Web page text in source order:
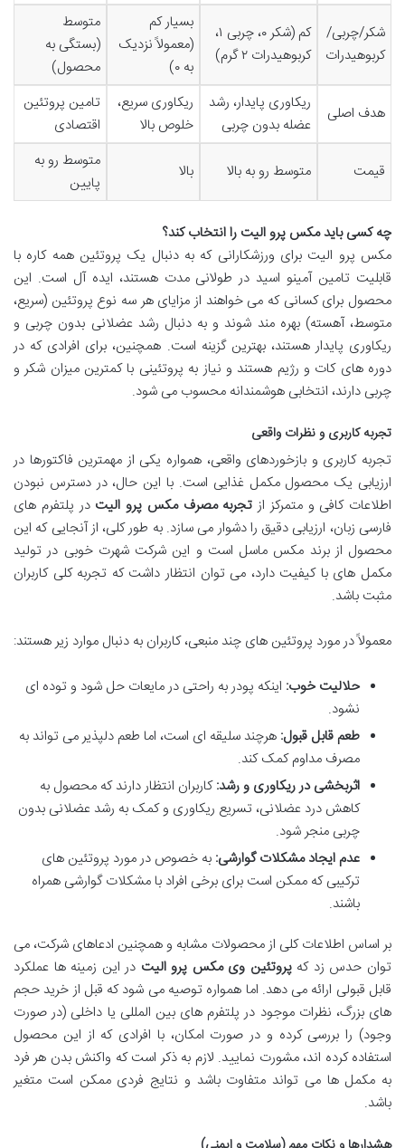
شکر/چربی/
کربوهیدرات
کم (شکر ۰، چربی ۱،
کربوهیدرات ۲ گرم)
بسیار کم
(معمولاً نزدیک
به ۰)
متوسط
(بستگی به
محصول)
هدف اصلی
ریکاوری پایدار، رشد
عضله بدون چربی
ریکاوری سریع،
خلوص بالا
تامین پروتئین
اقتصادی
قیمت متوسط رو به بالا بالا
متوسط رو به
پایین
چه کسی باید مکس پرو الیت را انتخاب کند؟
مکس پرو الیت برای ورزشکارانی که به دنبال یک پروتئین همه کاره با
قابلیت تامین آمینو اسید در طولانی مدت هستند، ایده آل است. این
محصول برای کسانی که می خواهند از مزایای هر سه نوع پروتئین (سریع،
متوسط، آهسته) بهره مند شوند و به دنبال رشد عضلانی بدون چربی و
ریکاوری پایدار هستند، بهترین گزینه است. همچنین، برای افرادی که در
دوره های کات و رژیم هستند و نیاز به پروتئینی با کمترین میزان شکر و
چربی دارند، انتخابی هوشمندانه محسوب می شود.
تجربه کاربری و نظرات واقعی
تجربه کاربری و بازخوردهای واقعی، همواره یکی از مهمترین فاکتورها در
ارزیابی یک محصول مکمل غذایی است. با این حال، در دسترس نبودن
اطلاعات کافی و متمرکز از تجربه مصرف مکس پرو الیت در پلتفرم های
فارسی زبان، ارزیابی دقیق را دشوار می سازد. به طور کلی، از آنجایی که این
محصول از برند مکس ماسل است و این شرکت شهرت خوبی در تولید
مکمل های با کیفیت دارد، می توان انتظار داشت که تجربه کلی کاربران
مثبت باشد.
معمولاً در مورد پروتئین های چند منبعی، کاربران به دنبال موارد زیر هستند:
حلالیت خوب: اینکه پودر به راحتی در مایعات حل شود و توده ای
نشود.
طعم قابل قبول: هرچند سلیقه ای است، اما طعم دلپذیر می تواند به
مصرف مداوم کمک کند.
اثربخشی در ریکاوری و رشد:کاربران انتظار دارند که محصول به
کاهش درد عضلانی، تسریع ریکاوری و کمک به رشد عضلانی بدون
چربی منجر شود.
عدم ایجاد مشکلات گوارشی: به خصوص در مورد پروتئین های
ترکیبی که ممکن است برای برخی افراد با مشکلات گوارشی همراه
باشند.
بر اساس اطلاعات کلی از محصولات مشابه و همچنین ادعاهای شرکت، می
توان حدس زد کهپروتئین وی مکس پرو الیت در این زمینه ها عملکرد
قابل قبولی ارائه می دهد. اما همواره توصیه می شود که قبل از خرید حجم
های بزرگ، نظرات موجود در پلتفرم های بین المللی یا داخلی (در صورت
وجود) را بررسی کرده و در صورت امکان، با افرادی که از این محصول
استفاده کرده اند، مشورت نمایید. لازم به ذکر است که واکنش بدن هر فرد
به مکمل ها می تواند متفاوت باشد و نتایج فردی ممکن است متغیر
باشد.